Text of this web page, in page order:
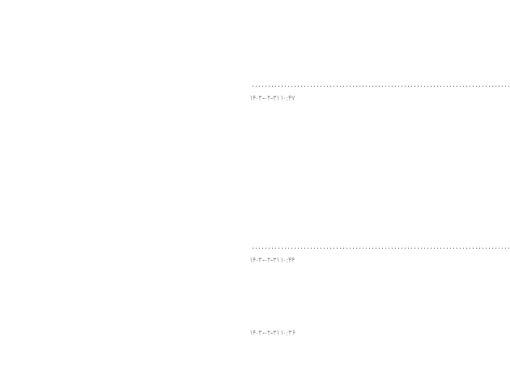
۱۴۰۳-۰۲-۳۱ ۱۰:۴۷
۱۴۰۳-۰۲-۳۱ ۱۰:۴۴
۱۴۰۳-۰۲-۳۱ ۱۰:۳۶